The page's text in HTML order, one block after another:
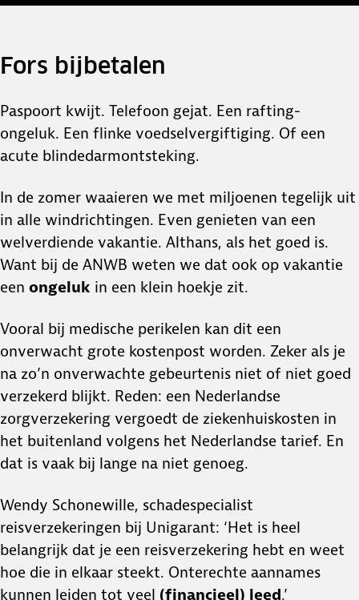
Fors bijbetalen
Paspoort kwijt. Telefoon gejat. Een rafting-
ongeluk. Een flinke voedselvergiftiging. Of een
acute blindedarmontsteking.
In de zomer waaieren we met miljoenen tegelijk uit
in alle windrichtingen. Even genieten van een
welverdiende vakantie. Althans, als het goed is.
Want bij de ANWB weten we dat ook op vakantie
een ongeluk in een klein hoekje zit.
Vooral bij medische perikelen kan dit een
onverwacht grote kostenpost worden. Zeker als je
na zo’n onverwachte gebeurtenis niet of niet goed
verzekerd blijkt. Reden: een Nederlandse
zorgverzekering vergoedt de ziekenhuiskosten in
het buitenland volgens het Nederlandse tarief. En
dat is vaak bij lange na niet genoeg.
Wendy Schonewille, schadespecialist
reisverzekeringen bij Unigarant: ‘Het is heel
belangrijk dat je een reisverzekering hebt en weet
hoe die in elkaar steekt. Onterechte aannames
kunnen leiden tot veel (financieel) leed.’